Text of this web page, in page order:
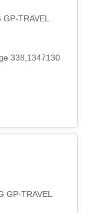
TRAVEL
338,1347130
GP-FINAL
GP-TRAVEL